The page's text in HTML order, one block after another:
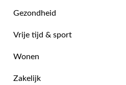
Gezondheid
Vrije tijd & sport
Wonen
Zakelijk